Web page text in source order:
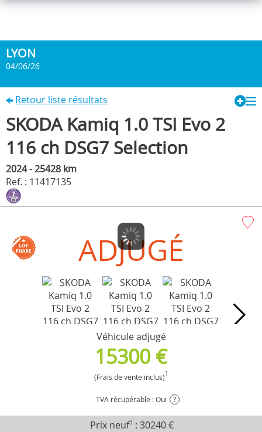
LYON
04/06/26
Retour liste résultats
SKODA Kamiq 1.0 TSI Evo 2
116 ch DSG7 Selection
2024 - 25428 km
Ref. : 11417135
ADJUGÉ
Véhicule adjugé
15300 €
(Frais de vente inclus)1
TVA récupérable : Oui ?
Prix neuf3 : 30240 €